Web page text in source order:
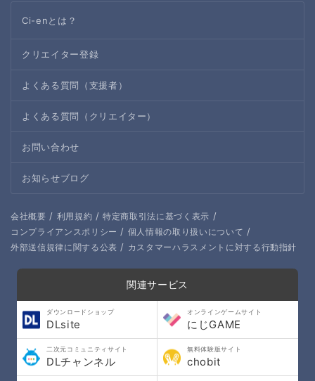
Ci-enとは？
クリエイター登録
よくある質問（支援者）
よくある質問（クリエイター）
お問い合わせ
お知らせブログ
会社概要 / 利用規約 / 特定商取引法に基づく表示 /
コンプライアンスポリシー / 個人情報の取り扱いについて /
外部送信規律に関する公表 / カスタマーハラスメントに対する行動指針
関連サービス
ダウンロードショップ
DLsite
オンラインゲームサイト
にじGAME
二次元コミュニティサイト
DLチャンネル
無料体験版サイト
chobit